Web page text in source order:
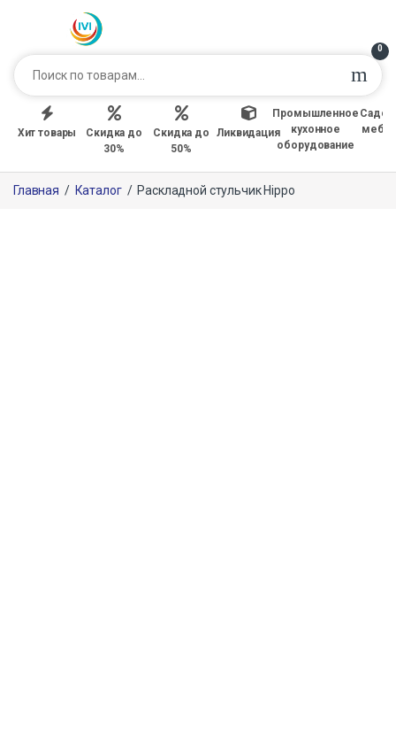
0
Хит товары
Скидка до
30%
Скидка до
50%
Ликвидация
Промышленное
кухонное
оборудование
Главная / Каталог / Раскладной стульчик Hippo